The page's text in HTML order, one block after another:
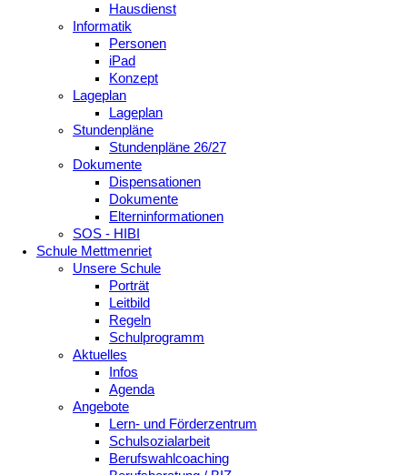
Hausdienst
Informatik
Personen
iPad
Konzept
Lageplan
Lageplan
Stundenpläne
Stundenpläne 26/27
Dokumente
Dispensationen
Dokumente
Elterninformationen
SOS - HIBI
Schule Mettmenriet
Unsere Schule
Porträt
Leitbild
Regeln
Schulprogramm
Aktuelles
Infos
Agenda
Angebote
Lern- und Förderzentrum
Schulsozialarbeit
Berufswahlcoaching